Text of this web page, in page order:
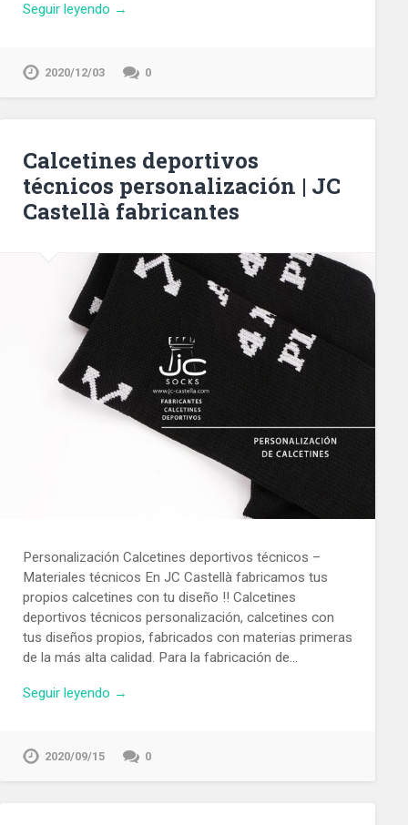
Seguir leyendo →
2020/12/03 0
Calcetines deportivos
técnicos personalización | JC
Castellà fabricantes
Personalización Calcetines deportivos técnicos –
Materiales técnicos En JC Castellà fabricamos tus
propios calcetines con tu diseño !! Calcetines
deportivos técnicos personalización, calcetines con
tus diseños propios, fabricados con materias primeras
de la más alta calidad. Para la fabricación de…
Seguir leyendo →
2020/09/15 0